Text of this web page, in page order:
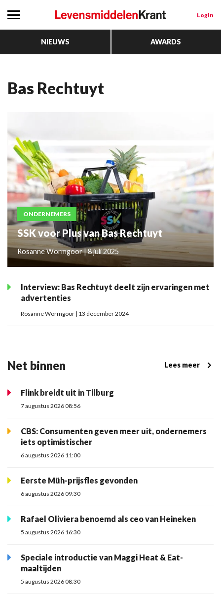
Login
NIEUWS AWARDS
Bas Rechtuyt
ONDERNEMERS
SSK voor Plus van Bas Rechtuyt
Rosanne Wormgoor | 8 juli 2025
Interview: Bas Rechtuyt deelt zijn ervaringen met
advertenties
Rosanne Wormgoor | 13 december 2024
Net binnen Lees meer
Flink breidt uit in Tilburg
7 augustus 2026 08:56
CBS: Consumenten geven meer uit, ondernemers
iets optimistischer
6 augustus 2026 11:00
Eerste Müh-prijsfles gevonden
6 augustus 2026 09:30
Rafael Oliviera benoemd als ceo van Heineken
5 augustus 2026 16:30
Speciale introductie van Maggi Heat & Eat-
maaltijden
5 augustus 2026 08:30